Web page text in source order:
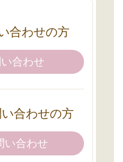
合わせの方
合わせ
合わせの方
い合わせ